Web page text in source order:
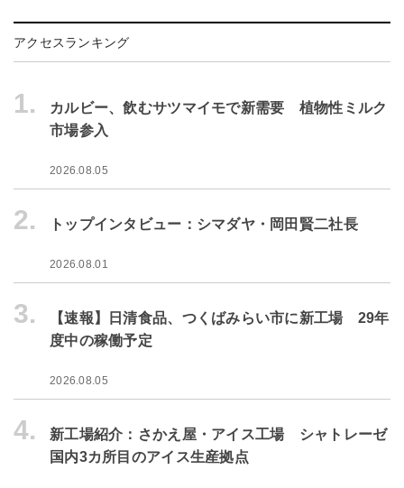
アクセスランキング
1.
カルビー、飲むサツマイモで新需要 植物性ミルク
市場参入
2026.08.05
2. トップインタビュー：シマダヤ・岡田賢二社長
2026.08.01
3.
【速報】日清食品、つくばみらい市に新工場 29年
度中の稼働予定
2026.08.05
4.
新工場紹介：さかえ屋・アイス工場 シャトレーゼ
国内3カ所目のアイス生産拠点